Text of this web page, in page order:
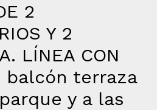
2
Y 2
LÍNEA CON
balcón terraza
y a las